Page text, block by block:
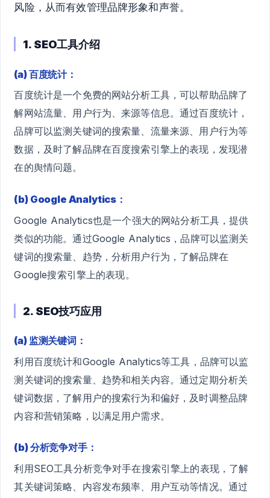
风险，从而有效管理品牌形象和声誉。
1. SEO工具介绍
(a) 百度统计：
百度统计是一个免费的网站分析工具，可以帮助品牌了
解网站流量、用户行为、来源等信息。通过百度统计，
品牌可以监测关键词的搜索量、流量来源、用户行为等
数据，及时了解品牌在百度搜索引擎上的表现，发现潜
在的舆情问题。
(b) Google Analytics：
Google Analytics也是一个强大的网站分析工具，提供
类似的功能。通过Google Analytics，品牌可以监测关
键词的搜索量、趋势，分析用户行为，了解品牌在
Google搜索引擎上的表现。
2. SEO技巧应用
(a) 监测关键词：
利用百度统计和Google Analytics等工具，品牌可以监
测关键词的搜索量、趋势和相关内容。通过定期分析关
键词数据，了解用户的搜索行为和偏好，及时调整品牌
内容和营销策略，以满足用户需求。
(b) 分析竞争对手：
利用SEO工具分析竞争对手在搜索引擎上的表现，了解
其关键词策略、内容发布频率、用户互动等情况。通过